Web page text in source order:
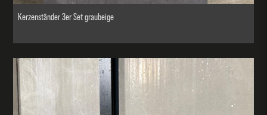
Kerzenständer 3er Set graubeige